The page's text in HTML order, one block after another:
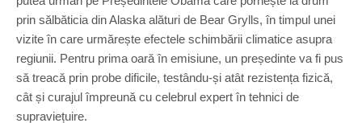
prin sălbăticia din Alaska alături de Bear Grylls, în timpul unei
vizite în care urmărește efectele schimbării climatice asupra
regiunii. Pentru prima oară în emisiune, un președinte va fi pus
să treacă prin probe dificile, testându-și atât rezistența fizică,
cât și curajul împreună cu celebrul expert în tehnici de
supraviețuire.